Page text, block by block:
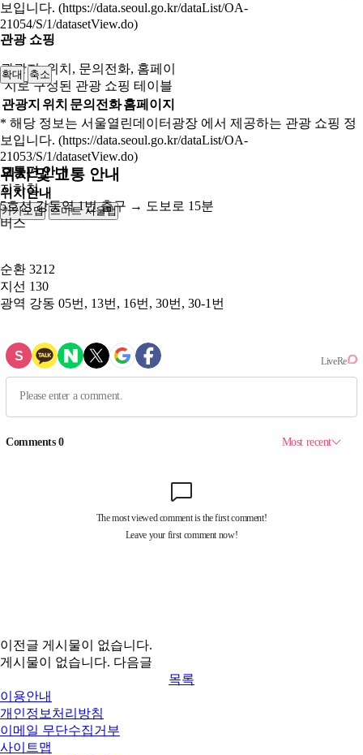
보입니다. (https://data.seoul.go.kr/dataList/OA-
21054/S/1/datasetView.do)
관광 쇼핑
관광지, 위치, 문의전화, 홈페이
지로 구성된 관광 쇼핑 테이블
관광지 위치 문의전화홈페이지
* 해당 정보는 서울열린데이터광장 에서 제공하는 관광 쇼핑 정
보입니다. (https://data.seoul.go.kr/dataList/OA-
21053/S/1/datasetView.do)
위치 및 교통 안내
위치안내
카카오맵 스마트 서울맵
250m
확대 축소
교통편 안내
지하철
5호선 강동역 1번 출구 → 도보로 15분
버스
순환 3212
지선 130
광역 강동 05번, 13번, 16번, 30번, 30-1번
이전글 게시물이 없습니다.
게시물이 없습니다. 다음글
목록
이용안내
개인정보처리방침
이메일 무단수집거부
사이트맵